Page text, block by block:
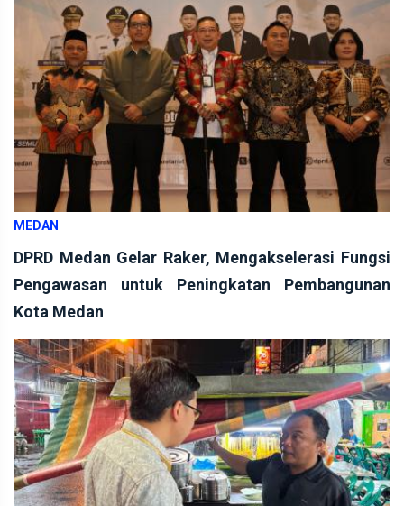
MEDAN
DPRD Medan Gelar Raker, Mengakselerasi Fungsi
Pengawasan untuk Peningkatan Pembangunan
Kota Medan